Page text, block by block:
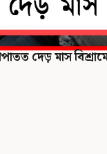
দেড় মাস